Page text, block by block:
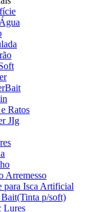
Ratos
JIg
Arremesso
para Isca Artificial
p/soft)
Lures